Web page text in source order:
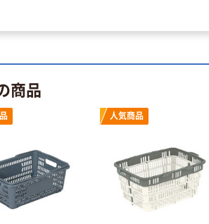
商品
人気商品
へ